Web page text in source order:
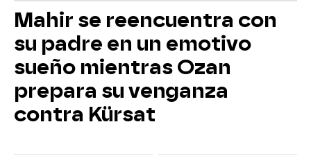
Mahir se reencuentra con
su padre en un emotivo
sueño mientras Ozan
prepara su venganza
contra Kürsat